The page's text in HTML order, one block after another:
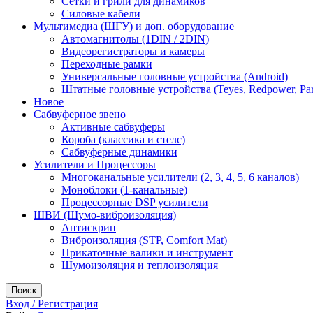
Силовые кабели
Мультимедиа (ШГУ) и доп. оборудование
Автомагнитолы (1DIN / 2DIN)
Видеорегистраторы и камеры
Переходные рамки
Универсальные головные устройства (Android)
Штатные головные устройства (Teyes, Redpower,
Новое
Сабвуферное звено
Активные сабвуферы
Короба (классика и стелс)
Сабвуферные динамики
Усилители и Процессоры
Многоканальные усилители (2, 3, 4, 5, 6 каналов)
Моноблоки (1-канальные)
Процессорные DSP усилители
ШВИ (Шумо-виброизоляция)
Антискрип
Виброизоляция (STP, Comfort Mat)
Прикаточные валики и инструмент
Шумоизоляция и теплоизоляция
Поиск
Вход / Регистрация